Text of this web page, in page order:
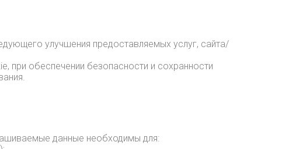
улучшения предоставляемых услуг, сайта/
при обеспечении безопасности и сохранности
данные необходимы для: